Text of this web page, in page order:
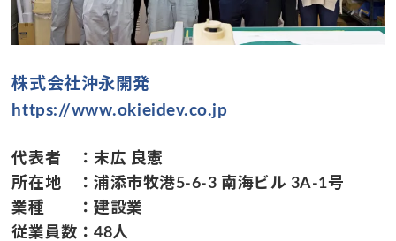
株式会社沖永開発
https://www.okieidev.co.jp
代表者 ：末広 良憲
所在地 ：浦添市牧港5-6-3 南海ビル 3A-1号
業種 ：建設業
従業員数：48人